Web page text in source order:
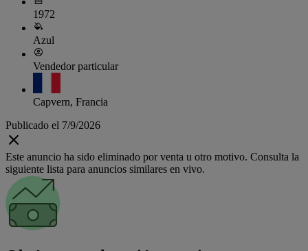
1972
Azul
Vendedor particular
Capvern, Francia
Publicado el 7/9/2026
Este anuncio ha sido eliminado por venta u otro motivo. Consulta la
siguiente lista para anuncios similares en vivo.